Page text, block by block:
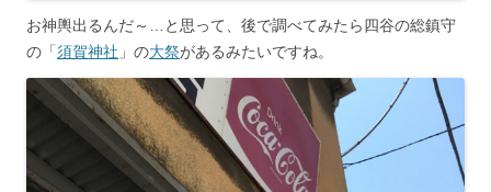
お神輿出るんだ～…と思って、後で調べてみたら四谷の総鎮守
の「須賀神社 」の大祭があるみたいですね。